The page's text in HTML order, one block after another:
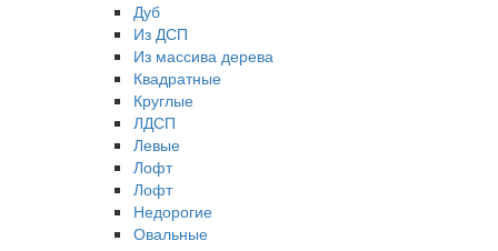
Дуб
Из ДСП
Из массива дерева
Квадратные
Круглые
ЛДСП
Левые
Лофт
Лофт
Недорогие
Овальные